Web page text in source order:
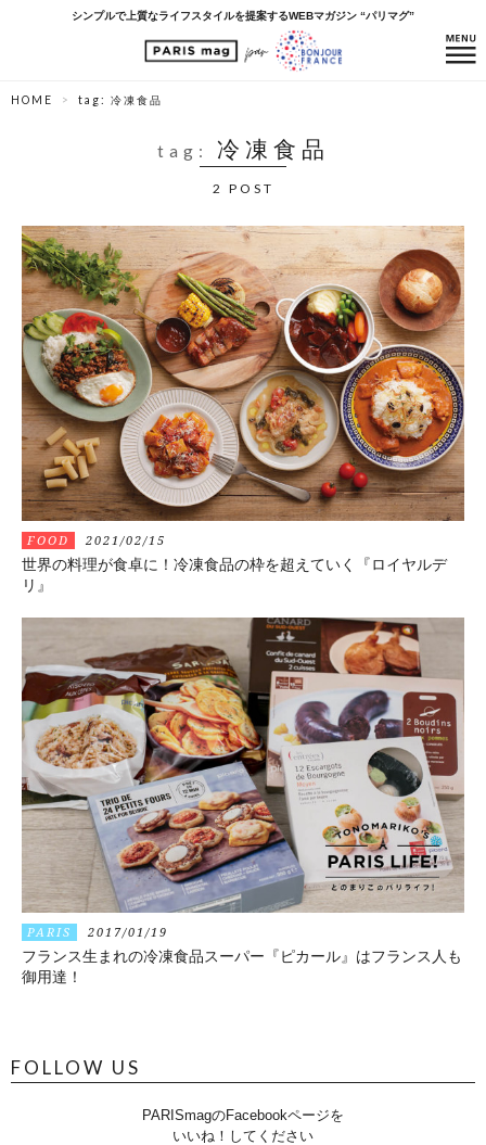
シンプルで上質なライフスタイルを提案するWEBマガジン “パリマグ”
HOME tag: 冷凍食品
tag: 冷凍食品
2 POST
FOOD 2021/02/15
世界の料理が食卓に！冷凍食品の枠を超えていく『ロイヤルデ
リ』
PARIS 2017/01/19
フランス生まれの冷凍食品スーパー『ピカール』はフランス人も
御用達！
FOLLOW US
PARISmagのFacebookページを
いいね！してください